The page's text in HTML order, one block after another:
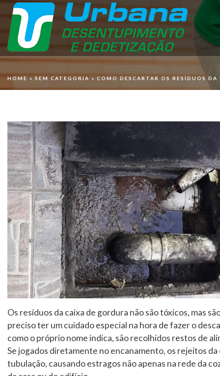
HOME»SEM CATEGORIA » COMO DESCARTAR OS RESÍDUOS DA
Os resíduos da caixa de gordura não são tóxicos, mas
preciso ter um cuidado especial na hora de fazer o
como o próprio nome indica, são recolhidos restos de
Se jogados diretamente no encanamento, os rejeitos
tubulação, causando estragos não apenas na rede da